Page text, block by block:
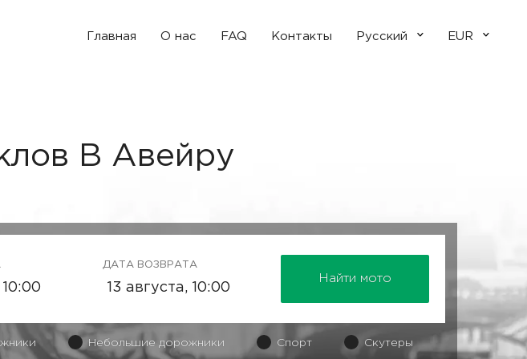
Главная О нас FAQ Контакты Русский EUR
В Авейру
ДАТА ВОЗВРАТА
Найти мото
Небольшие дорожники Спорт Скутеры